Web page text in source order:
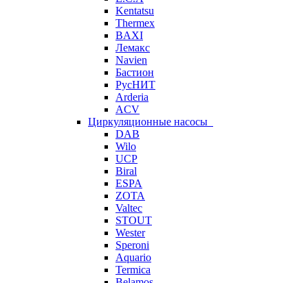
Kentatsu
Thermex
BAXI
Лемакс
Navien
Бастион
РусНИТ
Arderia
ACV
Циркуляционные насосы
DAB
Wilo
UCP
Biral
ESPA
ZOTA
Valtec
STOUT
Wester
Speroni
Aquario
Termica